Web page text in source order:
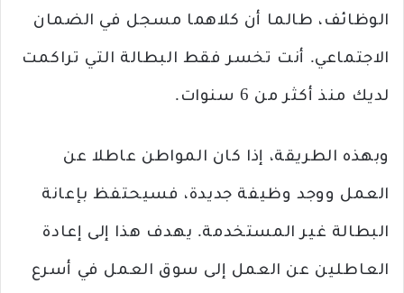
الوظائف، طالما أن كلاهما مسجل في الضمان
الاجتماعي. أنت تخسر فقط البطالة التي تراكمت
لديك منذ أكثر من 6 سنوات.
وبهذه الطريقة، إذا كان المواطن عاطلا عن
العمل ووجد وظيفة جديدة، فسيحتفظ بإعانة
البطالة غير المستخدمة. يهدف هذا إلى إعادة
العاطلين عن العمل إلى سوق العمل في أسرع